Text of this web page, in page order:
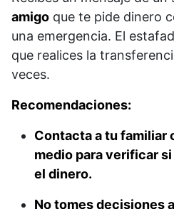
amigo que te pide dinero
una emergencia. El
que realices la
veces.
Recomendaciones:
Contacta a tu familiar
medio para verificar
el dinero.
No tomes decisiones